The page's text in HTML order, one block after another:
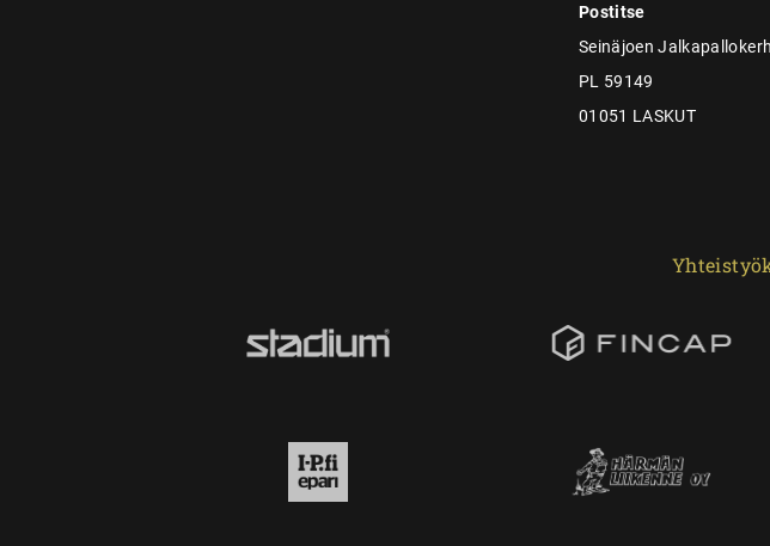
Postitse
Seinäjoen
PL 59149
01051 LASKUT